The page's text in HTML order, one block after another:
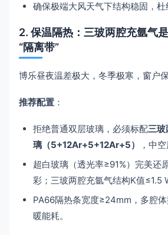
确保极端大风天气下结构稳固，杜
2. 保温隔热：三玻两腔充氩气
“隔离带”
博乐昼夜温差极大，冬季极寒，窗户
推荐配置 ：
拒绝普通双层玻璃，必须标配三玻
璃（5+12Ar+5+12Ar+5）
，中
超白玻璃（透光率≥91%）完美还
彩；三玻两腔充氩气结构K值≤1.5
PA66隔热条宽度≥24mm，多腔
暖能耗。